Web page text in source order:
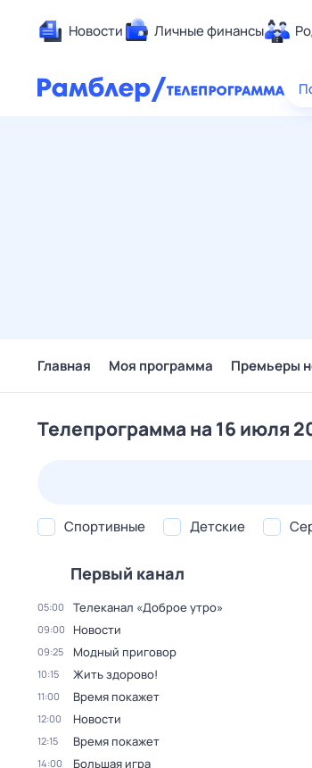
Новости Личные финансы
Главная Моя программа Премьеры
Телепрограмма на 16 июля
Спортивные Детские
Первый канал
05:00 Телеканал «Доброе утро»
09:00 Новости
09:25 Модный приговор
10:15 Жить здорово!
11:00 Время покажет
12:00 Новости
12:15 Время покажет
14:00 Большая игра